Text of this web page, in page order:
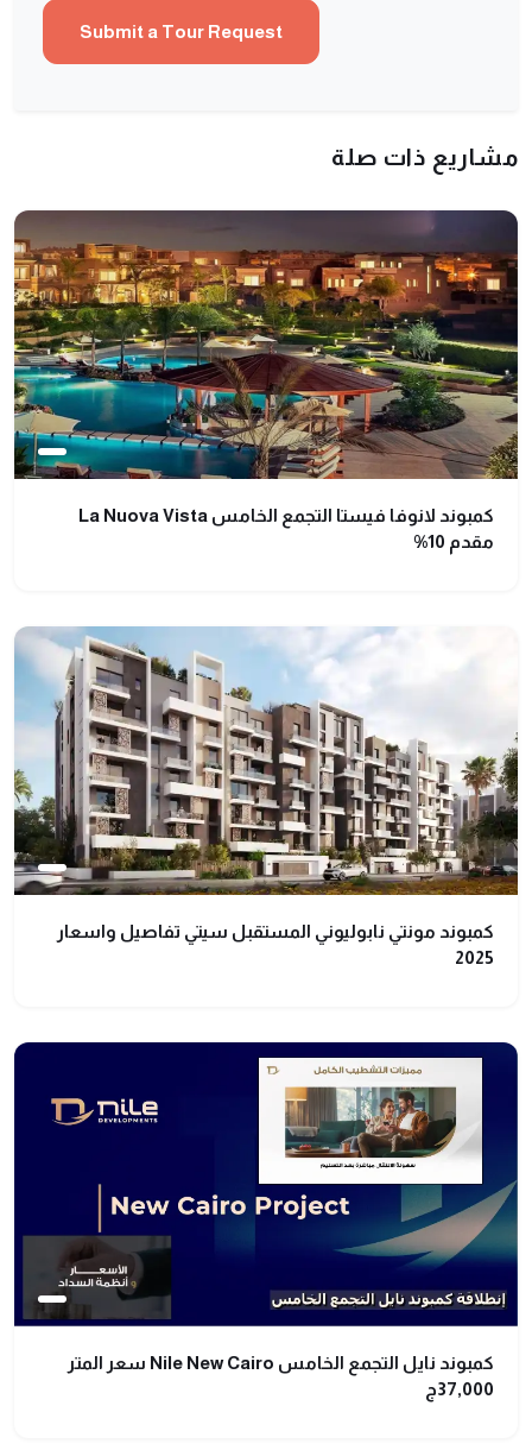
مشاريع ذات صلة
كمبوند لانوفا فيستا التجمع الخامس La Nuova Vista
مقدم 10%
كمبوند مونتي نابوليوني المستقبل سيتي تفاصيل واسعار
2025
كمبوند نايل التجمع الخامس Nile New Cairo سعر المتر
37,000ج